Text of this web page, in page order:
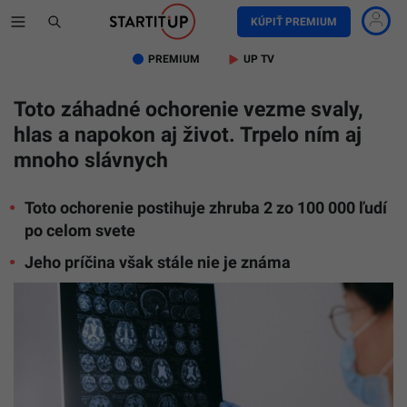
KÚPIŤ PREMIUM
PREMIUM UP TV
Toto záhadné ochorenie vezme svaly,
hlas a napokon aj život. Trpelo ním aj
mnoho slávnych
Toto ochorenie postihuje zhruba 2 zo 100 000 ľudí
po celom svete
Jeho príčina však stále nie je známa